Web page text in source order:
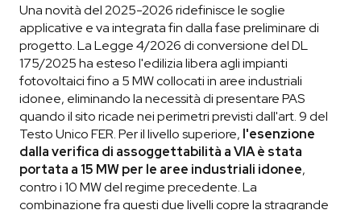
Una novità del 2025-2026 ridefinisce le soglie
applicative e va integrata fin dalla fase preliminare di
progetto. La Legge 4/2026 di conversione del DL
175/2025 ha esteso l'edilizia libera agli impianti
fotovoltaici fino a 5 MW collocati in aree industriali
idonee, eliminando la necessità di presentare PAS
quando il sito ricade nei perimetri previsti dall'art. 9 del
Testo Unico FER. Per il livello superiore, l'esenzione
dalla verifica di assoggettabilità a VIA è stata
portata a 15 MW per le aree industriali idonee,
contro i 10 MW del regime precedente. La
combinazione fra questi due livelli copre la stragrande